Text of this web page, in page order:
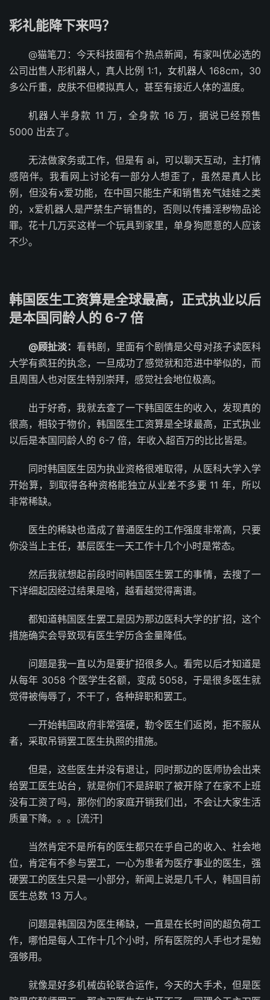
彩礼能降下来吗？
@猫笔刀：今天科技圈有个热点新闻，有家叫优必选的
公司出售人形机器人，真人比例 1:1，女机器人 168cm，30
多公斤重，皮肤不但模拟真人，甚至有接近人体的温度。
机器人半身款 11 万，全身款 16 万，据说已经预售
5000 出去了。
无法做家务或工作，但是有 ai，可以聊天互动，主打情
感陪伴。我看网上讨论有一部分人想歪了，虽然是真人比
例，但没有x爱功能，在中国只能生产和销售充气娃娃之类
的，x爱机器人是严禁生产销售的，否则以传播淫秽物品论
罪。花十几万买这样一个玩具到家里，单身狗愿意的人应该
不少。
韩国医生工资算是全球最高，正式执业以后
是本国同龄人的 6-7 倍
@顾扯淡：看韩剧，里面有个剧情是父母对孩子读医科
大学有疯狂的执念，一旦成功了感觉就和范进中举似的，而
且周围人也对医生特别崇拜，感觉社会地位极高。
出于好奇，我就去查了一下韩国医生的收入，发现真的
很高，相较于物价，韩国医生工资算是全球最高，正式执业
以后是本国同龄人的 6-7 倍，年收入超百万的比比皆是。
同时韩国医生因为执业资格很难取得，从医科大学入学
开始算，到取得各种资格能独立从业差不多要 11 年，所以
非常稀缺。
医生的稀缺也造成了普通医生的工作强度非常高，只要
你没当上主任，基层医生一天工作十几个小时是常态。
然后我就想起前段时间韩国医生罢工的事情，去搜了一
下详细起因经过结果是啥，越看越觉得离谱。
都知道韩国医生罢工是因为那边医科大学的扩招，这个
措施确实会导致现有医生学历含金量降低。
问题是我一直以为是要扩招很多人。看完以后才知道是
从每年 3058 个医学生名额，变成 5058，于是很多医生就
觉得被侮辱了，不干了，各种辞职和罢工。
一开始韩国政府非常强硬，勒令医生们返岗，拒不服从
者，采取吊销罢工医生执照的措施。
但是，这些医生并没有退让，同时那边的医师协会出来
给罢工医生站台，就是你们不是辞职了被开除了在家不上班
没有工资了吗，那你们的家庭开销我们出，不会让大家生活
质量下降。。。[流汗]
当然肯定不是所有的医生都只在乎自己的收入、社会地
位，肯定有不参与罢工，一心为患者为医疗事业的医生，强
硬罢工的医生只是一小部分，新闻上说是几千人，韩国目前
医生总数 13 万人。
问题是韩国因为医生稀缺，一直是在长时间的超负荷工
作，哪怕是每人工作十几个小时，所有医院的人手也才是勉
强够用。
就像是好多机械齿轮联合运作，今天的大手术，但是医